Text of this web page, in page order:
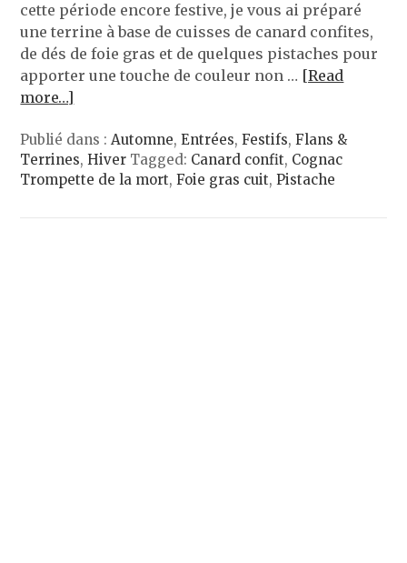
cette période encore festive, je vous ai préparé
une terrine à base de cuisses de canard confites,
de dés de foie gras et de quelques pistaches pour
apporter une touche de couleur non … [Read
more…]
Publié dans :Automne,Entrées,Festifs,Flans &
Terrines,Hiver Tagged: Canard confit, Cognac
Trompette de la mort,Foie gras cuit,Pistache